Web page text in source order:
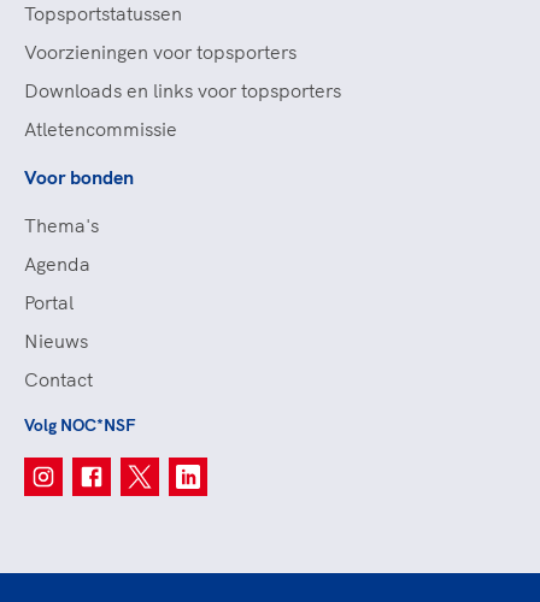
Topsportstatussen
Voorzieningen voor topsporters
Downloads en links voor topsporters
Atletencommissie
Voor bonden
Thema's
Agenda
Portal
Nieuws
Contact
Volg NOC*NSF